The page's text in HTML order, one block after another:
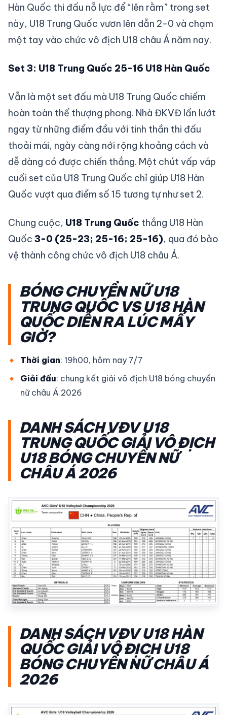
Hàn Quốc thi đấu nỗ lực để “lên rằm” trong set
này, U18 Trung Quốc vươn lên dẫn 2-0 và chạm
một tay vào chức vô địch U18 châu Á năm nay.
Set 3: U18 Trung Quốc 25-16 U18 Hàn Quốc
Vẫn là một set đấu mà U18 Trung Quốc chiếm
hoàn toàn thế thượng phong. Nhà ĐKVĐ lấn lướt
ngay từ những điểm đầu với tinh thần thi đấu
thoải mái, ngày càng nới rộng khoảng cách và
dễ dàng có được chiến thắng. Một chút vấp váp
cuối set của U18 Trung Quốc chỉ giúp U18 Hàn
Quốc vượt qua điểm số 15 tương tự như set 2.
Chung cuộc, U18 Trung Quốc thắng U18 Hàn
Quốc 3-0 (25-23; 25-16; 25-16), qua đó bảo
vệ thành công chức vô địch U18 châu Á.
BÓNG CHUYỀN NỮ U18
TRUNG QUỐC VS U18 HÀN
QUỐC DIỄN RA LÚC MẤY
GIỜ?
Thời gian: 19h00, hôm nay 7/7
Giải đấu: chung kết giải vô địch U18 bóng chuyền
nữ châu Á 2026
DANH SÁCH VĐV U18
TRUNG QUỐC GIẢI VÔ ĐỊCH
U18 BÓNG CHUYỀN NỮ
CHÂU Á 2026
DANH SÁCH VĐV U18 HÀN
QUỐC GIẢI VÔ ĐỊCH U18
BÓNG CHUYỀN NỮ CHÂU Á
2026